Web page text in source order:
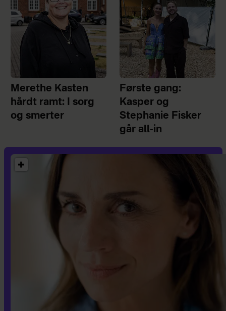
Merethe Kasten
hårdt ramt: I sorg
og smerter
Første gang:
Kasper og
Stephanie Fisker
går all-in